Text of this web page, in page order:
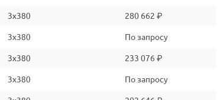
3x380 280 662 ₽
3x380 По запросу
3x380 233 076 ₽
3x380 По запросу